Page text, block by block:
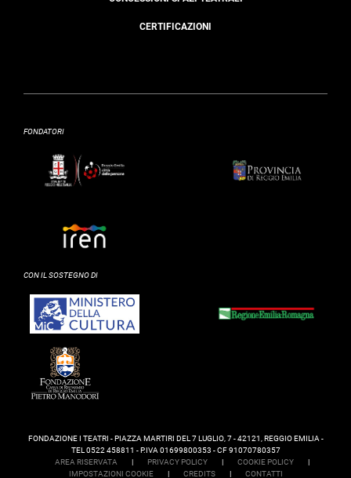
CERTIFICAZIONI
FONDATORI
CON IL SOSTEGNO DI
FONDAZIONE I TEATRI - PIAZZA MARTIRI DEL 7 LUGLIO, 7 - 42121, REGGIO EMILIA -
TEL 0522 458811 - P.IVA 01699800353 - CF 91070780357
AREA RISERVATA
| PRIVACY POLICY | COOKIE POLICY
|
IMPOSTAZIONI COOKIE
| CREDITS | CONTATTI